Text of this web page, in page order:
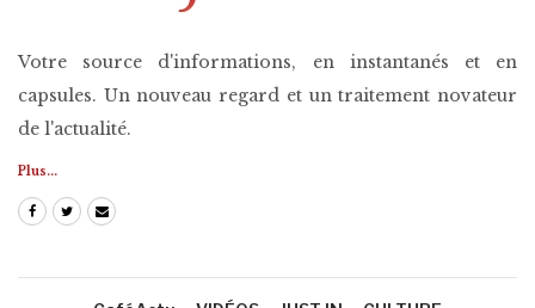
Votre source d'informations, en instantanés et en
capsules. Un nouveau regard et un traitement novateur
de l'actualité.
Plus...